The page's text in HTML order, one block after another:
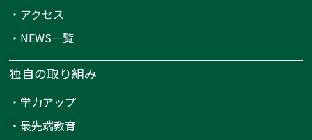
・ アクセス
・ NEWS一覧
独自の取り組み
・学力アップ
・最先端教育